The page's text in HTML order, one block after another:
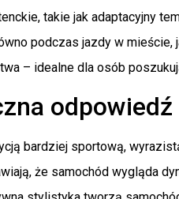
takie jak adaptacyjny
podczas jazdy w mieście,
– idealne dla osób
bardziej sportową,
że samochód wygląda